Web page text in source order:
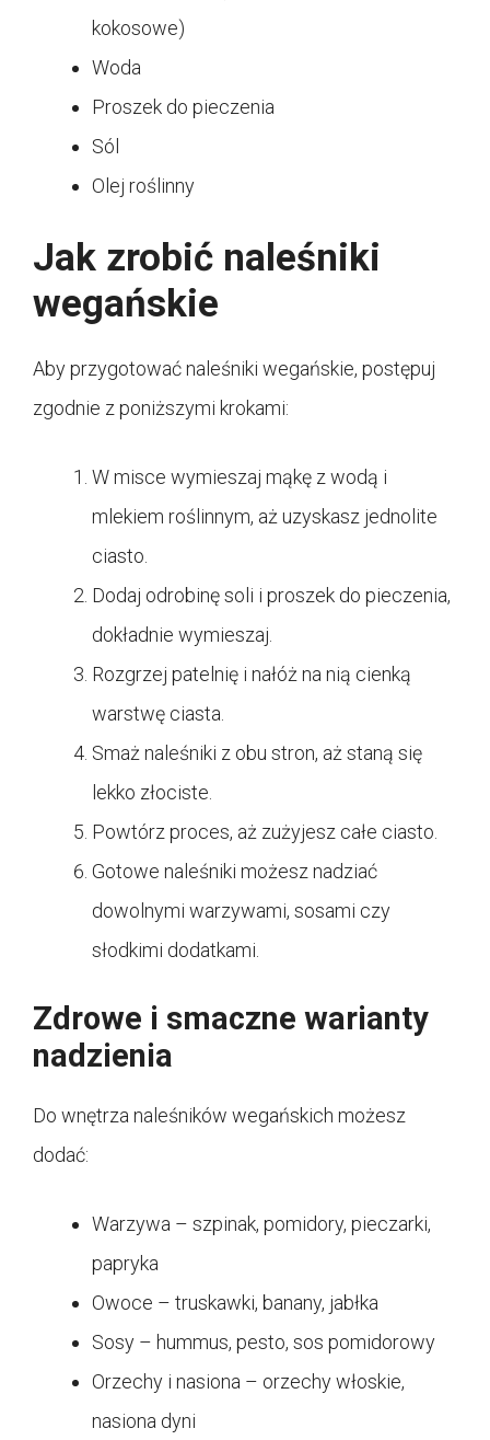
kokosowe)
Woda
Proszek do pieczenia
Sól
Olej roślinny
Jak zrobić naleśniki
wegańskie
Aby przygotować naleśniki wegańskie, postępuj
zgodnie z poniższymi krokami:
W misce wymieszaj mąkę z wodą i
mlekiem roślinnym, aż uzyskasz jednolite
ciasto.
Dodaj odrobinę soli i proszek do pieczenia,
dokładnie wymieszaj.
Rozgrzej patelnię i nałóż na nią cienką
warstwę ciasta.
Smaż naleśniki z obu stron, aż staną się
lekko złociste.
Powtórz proces, aż zużyjesz całe ciasto.
Gotowe naleśniki możesz nadziać
dowolnymi warzywami, sosami czy
słodkimi dodatkami.
Zdrowe i smaczne warianty
nadzienia
Do wnętrza naleśników wegańskich możesz
dodać:
Warzywa – szpinak, pomidory, pieczarki,
papryka
Owoce – truskawki, banany, jabłka
Sosy – hummus, pesto, sos pomidorowy
Orzechy i nasiona – orzechy włoskie,
nasiona dyni